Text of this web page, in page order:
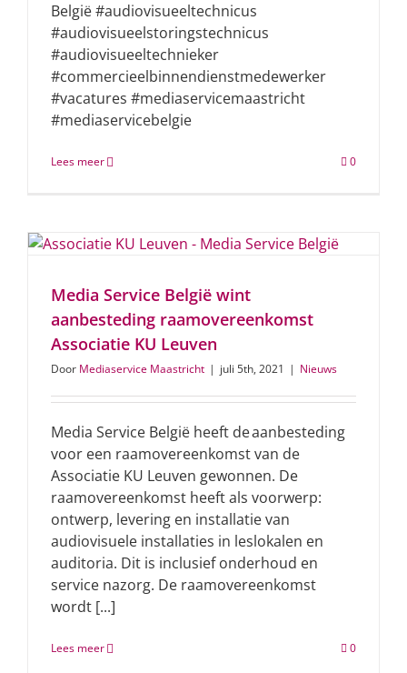
België #audiovisueeltechnicus
#audiovisueelstoringstechnicus
#audiovisueeltechnieker
#commercieelbinnendienstmedewerker
#vacatures #mediaservicemaastricht
#mediaservicebelgie
Lees meer 0
Media Service België wint
aanbesteding raamovereenkomst
Associatie KU Leuven
Door Mediaservice Maastricht | juli 5th, 2021 | Nieuws
Media Service België heeft de aanbesteding
voor een raamovereenkomst van de
Associatie KU Leuven gewonnen. De
raamovereenkomst heeft als voorwerp:
ontwerp, levering en installatie van
audiovisuele installaties in leslokalen en
auditoria. Dit is inclusief onderhoud en
service nazorg. De raamovereenkomst
wordt [...]
Lees meer 0